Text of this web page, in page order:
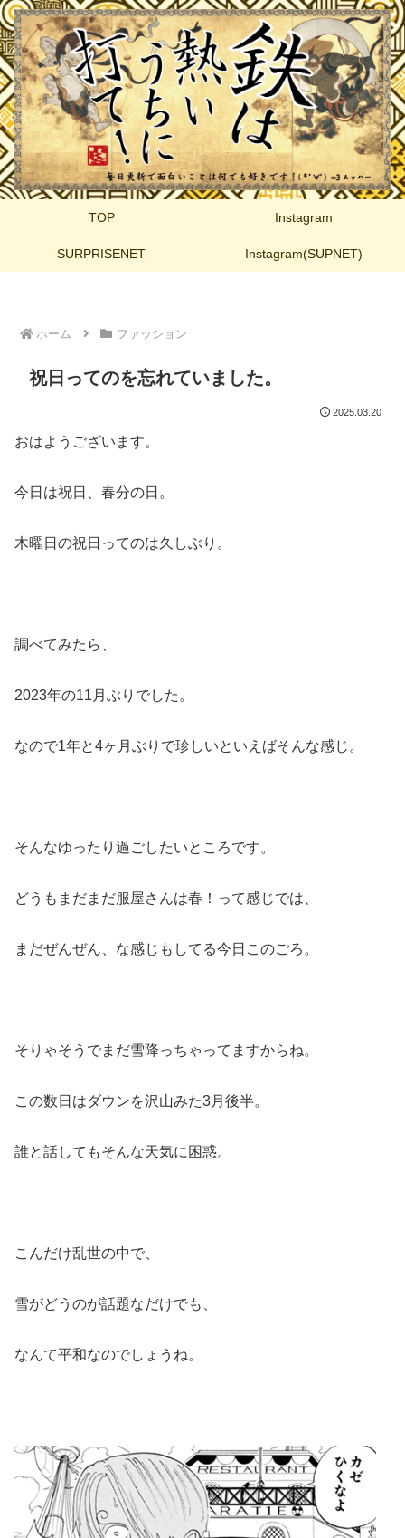
TOP Instagram
SURPRISENET Instagram(SUPNET)
ホーム ファッション
祝日ってのを忘れていました。
2025.03.20
おはようございます。
今日は祝日、春分の日。
木曜日の祝日ってのは久しぶり。
調べてみたら、
2023年の11月ぶりでした。
なので1年と4ヶ月ぶりで珍しいといえばそんな感じ。
そんなゆったり過ごしたいところです。
どうもまだまだ服屋さんは春！って感じでは、
まだぜんぜん、な感じもしてる今日このごろ。
そりゃそうでまだ雪降っちゃってますからね。
この数日はダウンを沢山みた3月後半。
誰と話してもそんな天気に困惑。
こんだけ乱世の中で、
雪がどうのが話題なだけでも、
なんて平和なのでしょうね。